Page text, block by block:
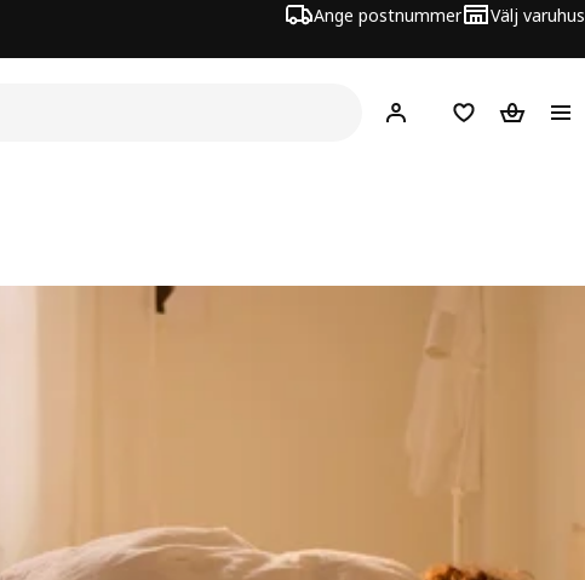
Ange postnummer Välj varuhus
Hej! Logga inInköpslistaVarukorg